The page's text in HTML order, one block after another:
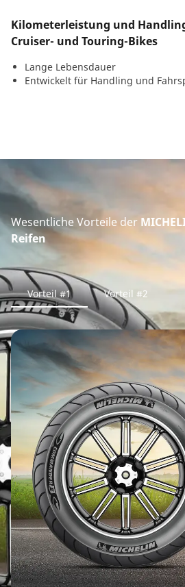
Kilometerleistung und
Cruiser- und Touring-Bikes
Lange Lebensdauer
Entwickelt für Handling und
Wesentliche Vorteile der
Reifen
Vorteil #1 Vorteil #2